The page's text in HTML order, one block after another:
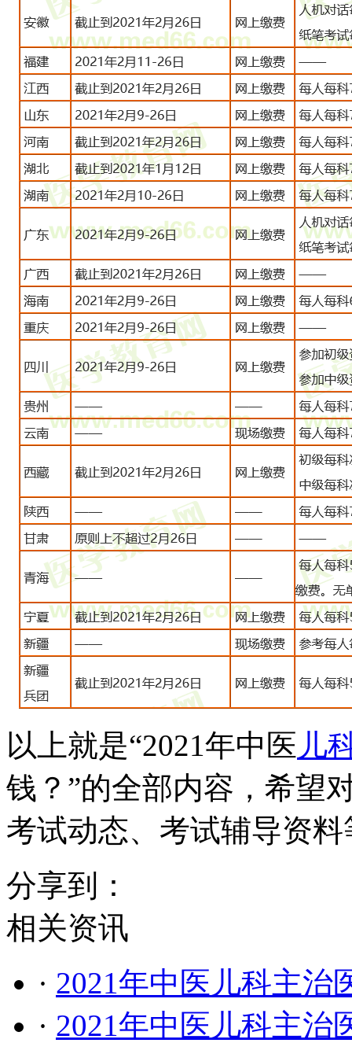
以上就是“2021年中医 儿
钱？”的全部内容，希望
考试动态、考试辅导资
分享到：
相关资讯
· 2021年中医儿科主治
· 2021年中医儿科主治